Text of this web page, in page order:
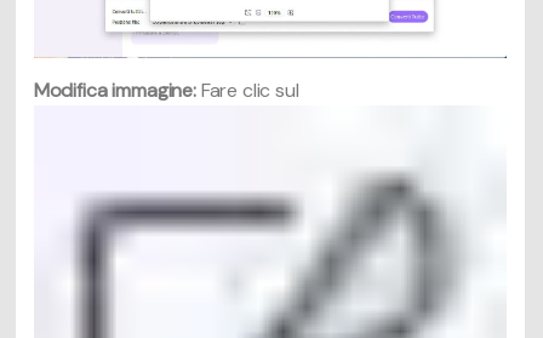
Modifica immagine:Fare clic sul